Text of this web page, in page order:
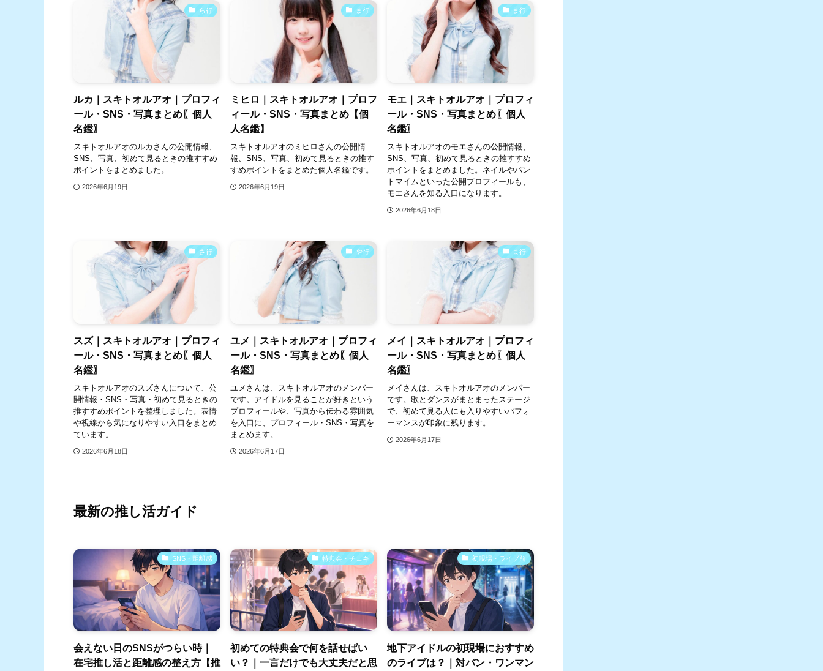
ら行
ルカ｜スキトオルアオ｜プロフィ
ール・SNS・写真まとめ〖個人
名鑑〗
スキトオルアオのルカさんの公開情報、
SNS、写真、初めて見るときの推すすめ
ポイントをまとめました。
2026年6月19日
ま行
ミヒロ｜スキトオルアオ｜プロフ
ィール・SNS・写真まとめ【個
人名鑑】
スキトオルアオのミヒロさんの公開情
報、SNS、写真、初めて見るときの推す
すめポイントをまとめた個人名鑑です。
2026年6月19日
ま行
モエ｜スキトオルアオ｜プロフィ
ール・SNS・写真まとめ〖個人
名鑑〗
スキトオルアオのモエさんの公開情報、
SNS、写真、初めて見るときの推すすめ
ポイントをまとめました。ネイルやパン
トマイムといった公開プロフィールも、
モエさんを知る入口になります。
2026年6月18日
さ行
スズ｜スキトオルアオ｜プロフィ
ール・SNS・写真まとめ〖個人
名鑑〗
スキトオルアオのスズさんについて、公
開情報・SNS・写真・初めて見るときの
推すすめポイントを整理しました。表情
や視線から気になりやすい入口をまとめ
ています。
2026年6月18日
や行
ユメ｜スキトオルアオ｜プロフィ
ール・SNS・写真まとめ〖個人
名鑑〗
ユメさんは、スキトオルアオのメンバー
です。アイドルを見ることが好きという
プロフィールや、写真から伝わる雰囲気
を入口に、プロフィール・SNS・写真を
まとめます。
2026年6月17日
ま行
メイ｜スキトオルアオ｜プロフィ
ール・SNS・写真まとめ〖個人
名鑑〗
メイさんは、スキトオルアオのメンバー
です。歌とダンスがまとまったステージ
で、初めて見る人にも入りやすいパフォ
ーマンスが印象に残ります。
2026年6月17日
最新の推し活ガイド
SNS・距離感
会えない日のSNSがつらい時｜
在宅推し活と距離感の整え方【推
特典会・チェキ
初めての特典会で何を話せばい
い？｜一言だけでも大丈夫だと思
初現場・ライブ前
地下アイドルの初現場におすすめ
のライブは？｜対バン・ワンマン